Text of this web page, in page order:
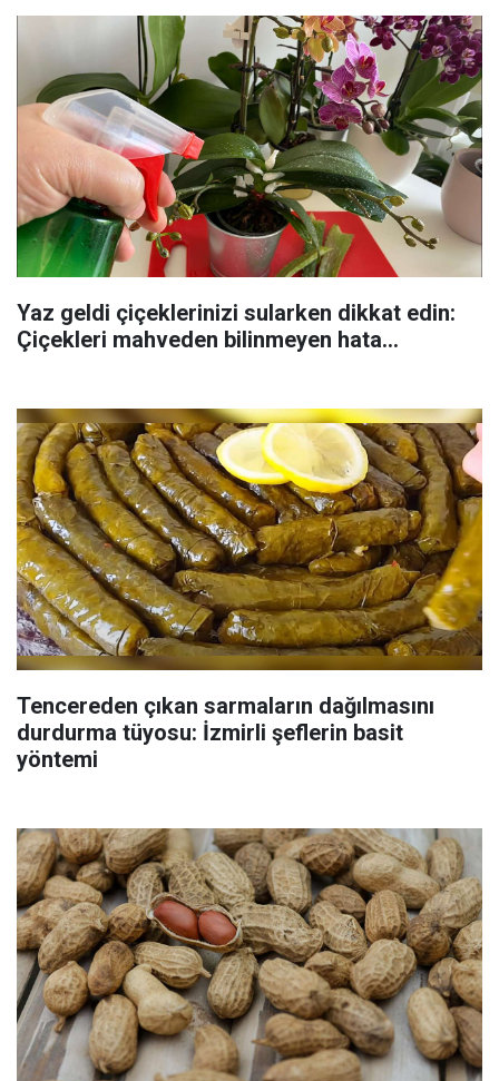
Yaz geldi çiçeklerinizi sularken dikkat edin:
Çiçekleri mahveden bilinmeyen hata...
Tencereden çıkan sarmaların dağılmasını
durdurma tüyosu: İzmirli şeflerin basit
yöntemi